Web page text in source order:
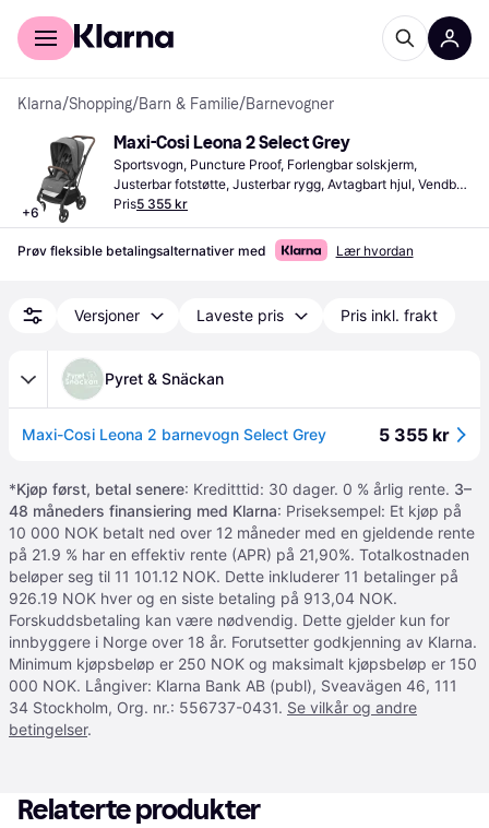
For kunder
Klarna/Shopping/Barn & Familie/Barnevogner
+6
Maxi-Cosi Leona 2 Select Grey
Sportsvogn, Puncture Proof, Forlengbar solskjerm,
Justerbar fotstøtte, Justerbar rygg, Avtagbart hjul, Vendbar
sittedel, Regnbeskyttelse, Ettgrepssammenslåing, Bøyle,
Liggeinnstillinger, Varekurv, Grå
Pris5 355 kr
Prøv fleksible betalingsalternativer med Lær hvordan
Versjoner Laveste pris Pris inkl. frakt
Pyret & Snäckan
Maxi-Cosi Leona 2 barnevogn Select Grey 5 355 kr
*Kjøp først, betal senere: Kreditttid: 30 dager. 0 % årlig rente. 3–
48 måneders finansiering med Klarna: Priseksempel: Et kjøp på
10 000 NOK betalt ned over 12 måneder med en gjeldende rente
på 21.9 % har en effektiv rente (APR) på 21,90%. Totalkostnaden
beløper seg til 11 101.12 NOK. Dette inkluderer 11 betalinger på
926.19 NOK hver og en siste betaling på 913,04 NOK.
Forskuddsbetaling kan være nødvendig. Dette gjelder kun for
innbyggere i Norge over 18 år. Forutsetter godkjenning av Klarna.
Minimum kjøpsbeløp er 250 NOK og maksimalt kjøpsbeløp er 150
000 NOK. Långiver: Klarna Bank AB (publ), Sveavägen 46, 111
34 Stockholm, Org. nr.: 556737-0431. Se vilkår og andre
betingelser.
Relaterte produkter